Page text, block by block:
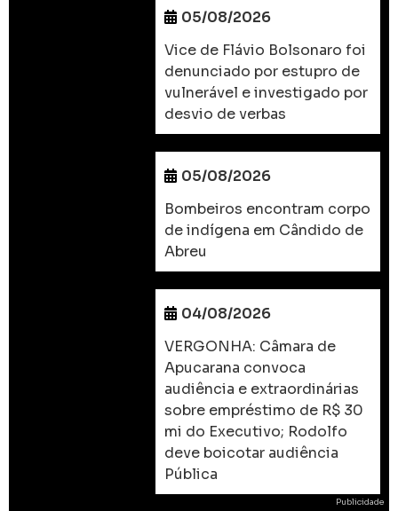
05/08/2026
Vice de Flávio Bolsonaro foi
denunciado por estupro de
vulnerável e investigado por
desvio de verbas
05/08/2026
Bombeiros encontram corpo
de indígena em Cândido de
Abreu
04/08/2026
VERGONHA: Câmara de
Apucarana convoca
audiência e extraordinárias
sobre empréstimo de R$ 30
mi do Executivo; Rodolfo
deve boicotar audiência
Pública
Publicidade